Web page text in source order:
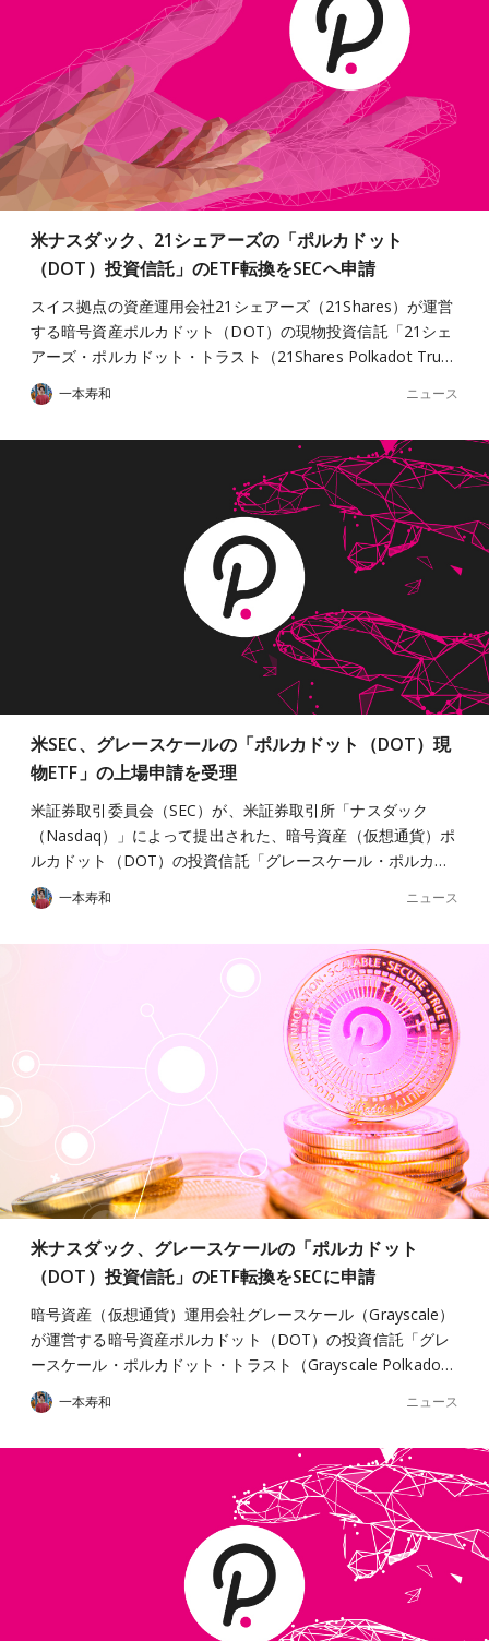
米ナスダック、21シェアーズの「ポルカドット
（DOT）投資信託」のETF転換をSECへ申請
スイス拠点の資産運用会社21シェアーズ（21Shares）が運営
する暗号資産ポルカドット（DOT）の現物投資信託「21シェ
アーズ・ポルカドット・トラスト（21Shares Polkadot Tru…
一本寿和 ニュース
米SEC、グレースケールの「ポルカドット（DOT）現
物ETF」の上場申請を受理
米証券取引委員会（SEC）が、米証券取引所「ナスダック
（Nasdaq）」によって提出された、暗号資産（仮想通貨）ポ
ルカドット（DOT）の投資信託「グレースケール・ポルカ…
一本寿和 ニュース
米ナスダック、グレースケールの「ポルカドット
（DOT）投資信託」のETF転換をSECに申請
暗号資産（仮想通貨）運用会社グレースケール（Grayscale）
が運営する暗号資産ポルカドット（DOT）の投資信託「グレ
ースケール・ポルカドット・トラスト（Grayscale Polkado…
一本寿和 ニュース